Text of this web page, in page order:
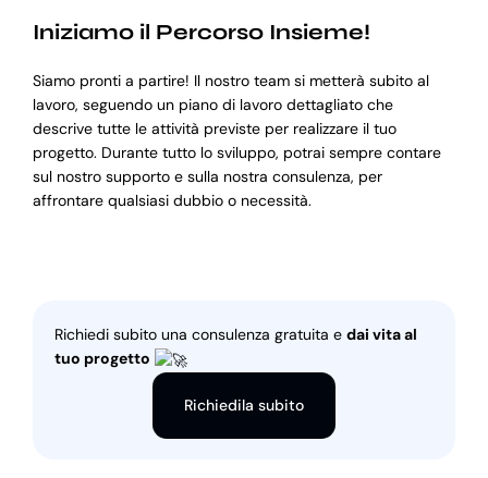
Iniziamo il Percorso Insieme!
Siamo pronti a partire! Il nostro team si metterà subito al
lavoro, seguendo un piano di lavoro dettagliato che
descrive tutte le attività previste per realizzare il tuo
progetto. Durante tutto lo sviluppo, potrai sempre contare
sul nostro supporto e sulla nostra consulenza, per
affrontare qualsiasi dubbio o necessità.
Richiedi subito una consulenza gratuita e dai vita al
tuo progetto
Richiedila subito